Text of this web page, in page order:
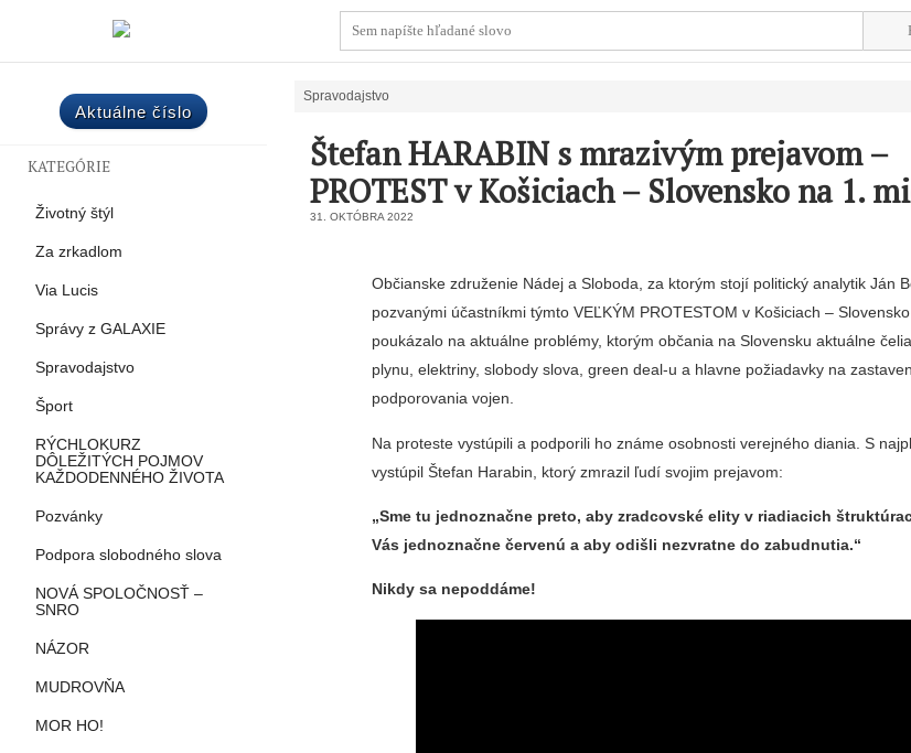
Aktuálne číslo
KATEGÓRIE
Životný štýl
Za zrkadlom
Via Lucis
Správy z GALAXIE
Spravodajstvo
Šport
RÝCHLOKURZ
DÔLEŽITÝCH POJMOV
KAŽDODENNÉHO ŽIVOTA
Pozvánky
Podpora slobodného slova
NOVÁ SPOLOČNOSŤ –
SNRO
NÁZOR
MUDROVŇA
MOR HO!
Spravodajstvo
Štefan HARABIN s mrazivým prejavom –
PROTEST v Košiciach – Slovensko na 1.
31. OKTÓBRA 2022
Občianske združenie Nádej a Sloboda, za ktorým stojí politický analytik Ján
pozvanými účastníkmi týmto VEĽKÝM PROTESTOM v Košiciach –
poukázalo na aktuálne problémy, ktorým občania na Slovensku aktuálne
plynu, elektriny, slobody slova, green deal-u a hlavne požiadavky na
podporovania vojen.
Na proteste vystúpili a podporili ho známe osobnosti verejného diania. S
vystúpil Štefan Harabin, ktorý zmrazil ľudí svojim prejavom:
„Sme tu jednoznačne preto, aby zradcovské elity v riadiacich
Vás jednoznačne červenú a aby odišli nezvratne do zabudnutia.“
Nikdy sa nepoddáme!